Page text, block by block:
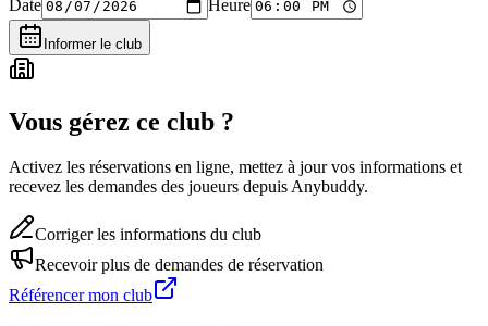
Date Heure
Informer le club
Vous gérez ce club ?
Activez les réservations en ligne, mettez à jour vos informations et
recevez les demandes des joueurs depuis Anybuddy.
Corriger les informations du club
Recevoir plus de demandes de réservation
Référencer mon club